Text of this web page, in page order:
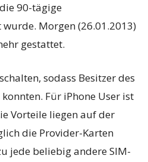
90-tägige
Morgen (26.01.2013)
gestattet.
sodass Besitzer des
Für iPhone User ist
Vorteile liegen auf der
die Provider-Karten
jede beliebig andere SIM-